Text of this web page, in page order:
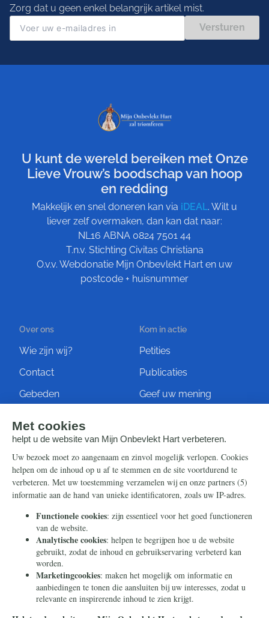
Zorg dat u geen enkel belangrijk artikel mist.
Versturen
U kunt de wereld bereiken met Onze
Lieve Vrouw’s boodschap van hoop
en redding
Makkelijk en snel doneren kan via iDEAL. Wilt u
liever zelf overmaken, dan kan dat naar:
NL16 ABNA 0824 7501 44
T.n.v. Stichting Civitas Christiana
O.v.v. Webdonatie Mijn Onbevlekt Hart en uw
postcode + huisnummer
Over ons
Wie zijn wij?
Contact
Gebeden
Kom in actie
Petities
Publicaties
Geef uw mening
Steun ons
Nieuwsbrief
Eenmalig
Maandelijks
Periodiek
Nalaten
Zelf overschrijven
Info
Contact
Ontvang onze Telegram-
berichten